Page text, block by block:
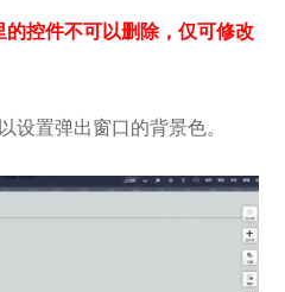
控件不可以删除，仅可修改
设置弹出窗口的背景色。